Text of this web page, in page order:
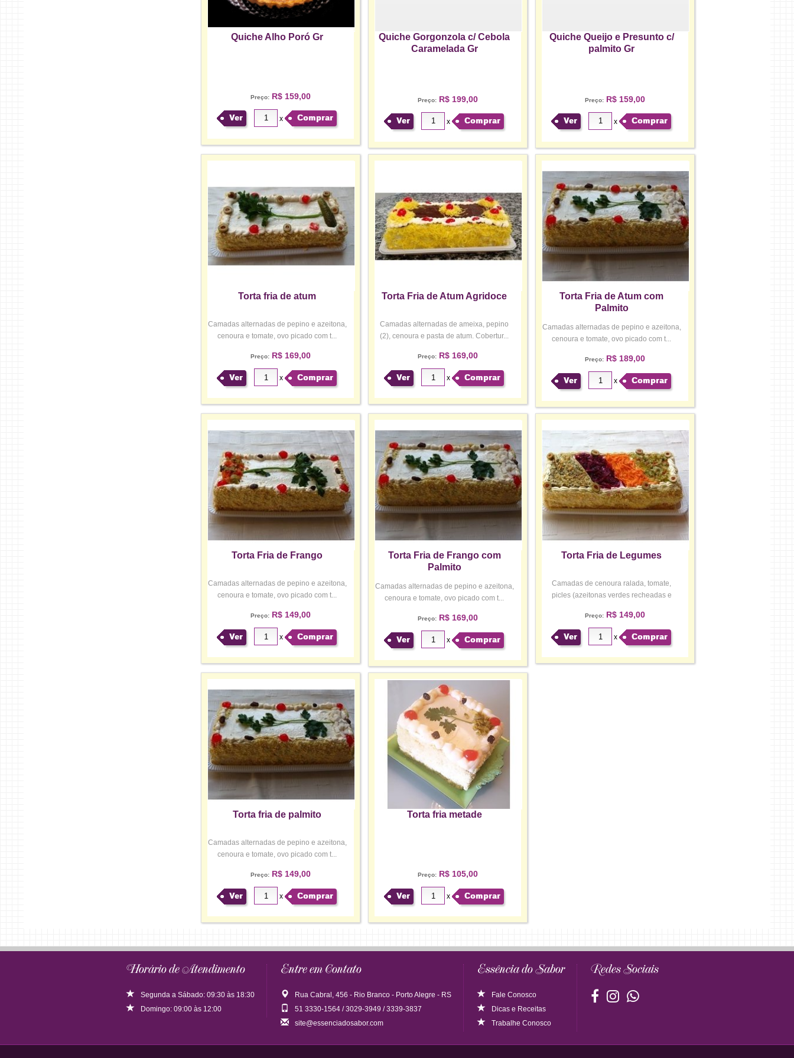
Quiche Alho Poró Gr
Preço: R$ 159,00
Ver x Comprar
Quiche Gorgonzola c/ Cebola
Caramelada Gr
Preço: R$ 199,00
Ver x Comprar
Quiche Queijo e Presunto c/
palmito Gr
Preço: R$ 159,00
Ver x Comprar
Torta fria de atum
Camadas alternadas de pepino e azeitona,
cenoura e tomate, ovo picado com t...
Preço: R$ 169,00
Ver x Comprar
Torta Fria de Atum Agridoce
Camadas alternadas de ameixa, pepino
(2), cenoura e pasta de atum. Cobertur...
Preço: R$ 169,00
Ver x Comprar
Torta Fria de Atum com
Palmito
Camadas alternadas de pepino e azeitona,
cenoura e tomate, ovo picado com t...
Preço: R$ 189,00
Ver x Comprar
Torta Fria de Frango
Camadas alternadas de pepino e azeitona,
cenoura e tomate, ovo picado com t...
Preço: R$ 149,00
Ver x Comprar
Torta Fria de Frango com
Palmito
Camadas alternadas de pepino e azeitona,
cenoura e tomate, ovo picado com t...
Preço: R$ 169,00
Ver x Comprar
Torta Fria de Legumes
Camadas de cenoura ralada, tomate,
picles (azeitonas verdes recheadas e
Preço: R$ 149,00
Ver x Comprar
Torta fria de palmito
Camadas alternadas de pepino e azeitona,
cenoura e tomate, ovo picado com t...
Preço: R$ 149,00
Ver x Comprar
Torta fria metade
Preço: R$ 105,00
Ver x Comprar
Horário de Atendimento
Segunda a Sábado: 09:30 às 18:30
Domingo: 09:00 às 12:00
Entre em Contato
Rua Cabral, 456 - Rio Branco - Porto Alegre - RS
51 3330-1564 / 3029-3949 / 3339-3837
site@essenciadosabor.com
Essência do Sabor
Fale Conosco
Dicas e Receitas
Trabalhe Conosco
Redes Sociais